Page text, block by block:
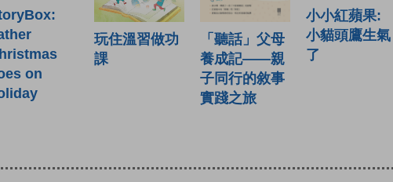
on
玩住溫習做功
課
「聽話」父母
養成記——親
子同行的敘事
實踐之旅
小小紅蘋果:
小貓頭鷹生氣
了